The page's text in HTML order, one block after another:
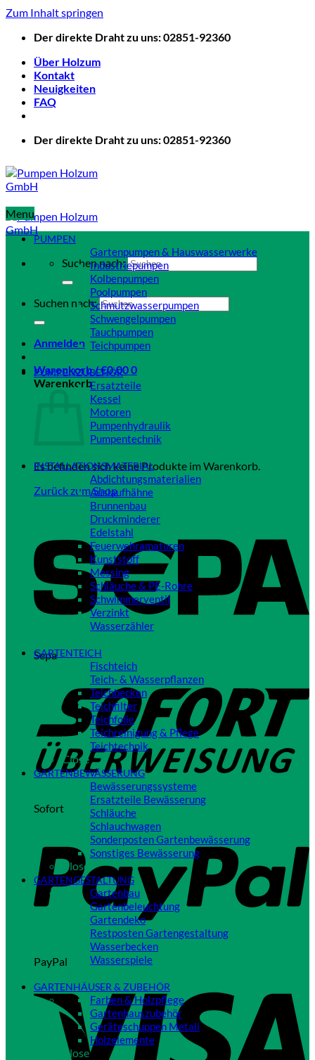
Zum Inhalt springen
Der direkte Draht zu uns: 02851-92360
Über Holzum
Kontakt
Neuigkeiten
FAQ
Der direkte Draht zu uns: 02851-92360
Suchen nach:
Suchen nach:
Anmelden
Warenkorb /€0,000
Warenkorb
Es befinden sich keine Produkte im Warenkorb.
Zurück zum Shop
Sepa
Sofort
PayPal
Menu
PUMPEN
Gartenpumpen & Hauswasserwerke
Industriepumpen
Kolbenpumpen
Poolpumpen
Schmutzwasserpumpen
Schwengelpumpen
Tauchpumpen
Teichpumpen
PUMPENZUBEHÖR
Ersatzteile
Kessel
Motoren
Pumpenhydraulik
Pumpentechnik
INSTALLATIONSMATERIAL
Abdichtungsmaterialien
Auslaufhähne
Brunnenbau
Druckminderer
Edelstahl
Feuerwehramaturen
Kunststoff
Messing
Schläuche & PE-Rohre
Schwimmerventil
Verzinkt
Wasserzähler
GARTENTEICH
Fischteich
Teich- & Wasserpflanzen
Teichbecken
Teichfilter
Teichfolie
Teichreinigung & Pflege
Teichtechnik
Close
GARTENBEWÄSSERUNG
Bewässerungssysteme
Ersatzteile Bewässerung
Schläuche
Schlauchwagen
Sonderposten Gartenbewässerung
Sonstiges Bewässerung
Close
GARTENGESTALTUNG
Gartenbau
Gartenbeleuchtung
Gartendeko
Restposten Gartengestaltung
Wasserbecken
Wasserspiele
GARTENHÄUSER & ZUBEHÖR
Farben & Holzpflege
Gartenhauszubehör
Geräteschuppen Metall
Holzelemente
Close